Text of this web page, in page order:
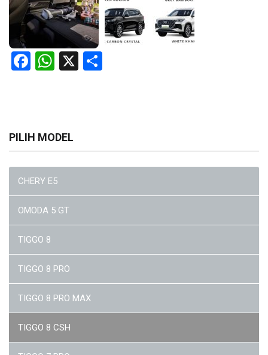
Facebook
WhatsApp
X
PILIH MODEL
CHERY E5
OMODA 5 GT
TIGGO 8
TIGGO 8 PRO
TIGGO 8 PRO MAX
TIGGO 8 CSH